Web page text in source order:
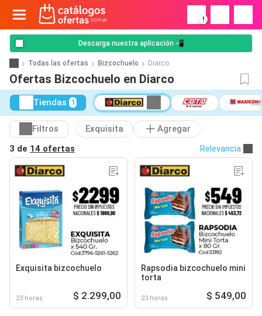
!
Descarga nuestra aplicación 📲
Todas las ofertas Bizcochuelo Diarco
Ofertas Bizcochuelo en Diarco
Tiendas 1
Filtros Exquisita
Agregar
3 de 14 ofertas Relevancia
Exquisita bizcochuelo
23 horas $ 2.299,00
Rapsodia bizcochuelo mini
torta
23 horas $ 549,00